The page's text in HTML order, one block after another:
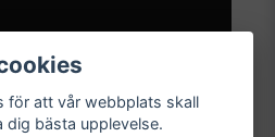
för att vår webbplats skall
dig bästa upplevelse.